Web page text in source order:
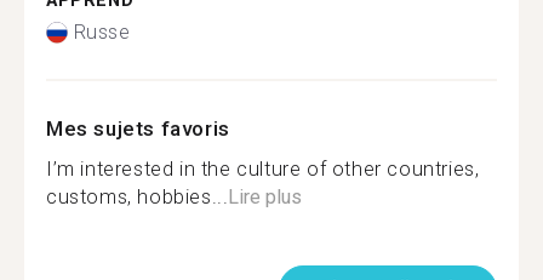
Russe
Mes sujets favoris
I’m interested in the culture of other countries,
customs, hobbies...Lire plus